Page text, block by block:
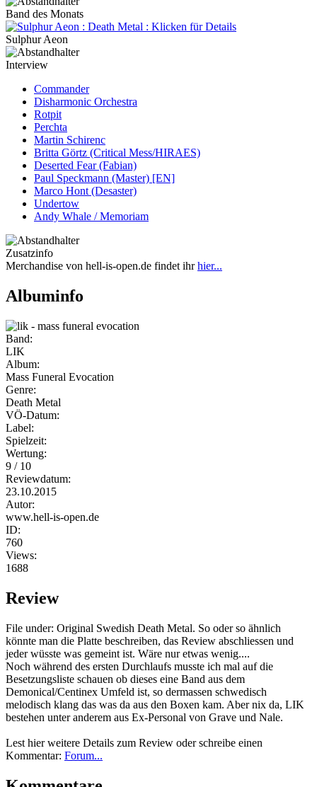
Band des Monats
Sulphur Aeon
Interview
Commander
Disharmonic Orchestra
Rotpit
Perchta
Martin Schirenc
Britta Görtz (Critical Mess/HIRAES)
Deserted Fear (Fabian)
Paul Speckmann (Master) [EN]
Marco Hont (Desaster)
Undertow
Andy Whale / Memoriam
Zusatzinfo
Merchandise von hell-is-open.de findet ihrhier...
Albuminfo
Band:
LIK
Album:
Mass Funeral Evocation
Genre:
Death Metal
VÖ-Datum:
Label:
Spielzeit:
Wertung:
9 / 10
Reviewdatum:
23.10.2015
Autor:
www.hell-is-open.de
ID:
760
Views:
1688
Review
File under: Original Swedish Death Metal. So oder so ähnlich
könnte man die Platte beschreiben, das Review abschliessen und
jeder wüsste was gemeint ist. Wäre nur etwas wenig....
Noch während des ersten Durchlaufs musste ich mal auf die
Besetzungsliste schauen ob dieses eine Band aus dem
Demonical/Centinex Umfeld ist, so dermassen schwedisch
melodisch klang das was da aus den Boxen kam. Aber nix da, LIK
bestehen unter anderem aus Ex-Personal von Grave und Nale.
Lest hier weitere Details zum Review oder schreibe einen
Kommentar: Forum...